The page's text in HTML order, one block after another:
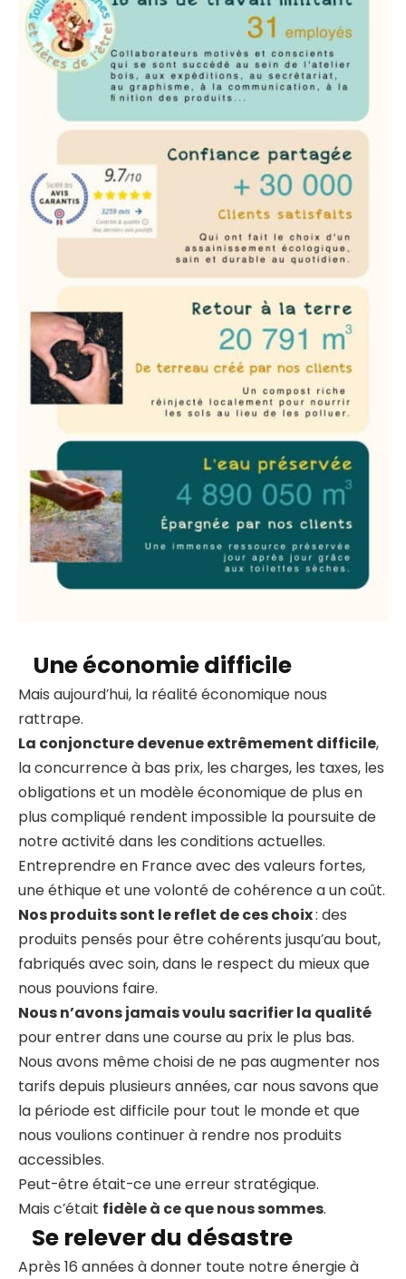
Une économie difficile
Mais aujourd’hui, la réalité économique nous
rattrape.
La conjoncture devenue extrêmement difficile,
la concurrence à bas prix, les charges, les taxes, les
obligations et un modèle économique de plus en
plus compliqué rendent impossible la poursuite de
notre activité dans les conditions actuelles.
Entreprendre en France avec des valeurs fortes,
une éthique et une volonté de cohérence a un coût.
Nos produits sont le reflet de ces choix: des
produits pensés pour être cohérents jusqu’au bout,
fabriqués avec soin, dans le respect du mieux que
nous pouvions faire.
Nous n’avons jamais voulu sacrifier la qualité
pour entrer dans une course au prix le plus bas.
Nous avons même choisi de ne pas augmenter nos
tarifs depuis plusieurs années, car nous savons que
la période est difficile pour tout le monde et que
nous voulions continuer à rendre nos produits
accessibles.
Peut-être était-ce une erreur stratégique.
Mais c’était fidèle à ce que nous sommes.
Se relever du désastre
Après 16 années à donner toute notre énergie à